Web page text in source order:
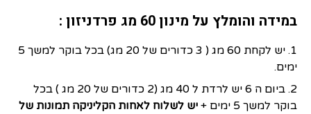
במידה והומלץ על מינון 60 מג פרדניזון :
1. יש לקחת 60 מג ( 3 כדורים של 20 מג) בכל בוקר למשך 5
ימים.
2. ביום ה 6 יש לרדת ל 40 מג (2 כדורים של 20 מג ) בכל
בוקר למשך 5 ימים +
יש לשלוח לאחות הקליניקה תמונות של